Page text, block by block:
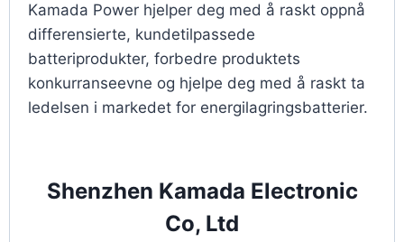
Kamada Power hjelper deg med å raskt oppnå
differensierte, kundetilpassede
batteriprodukter, forbedre produktets
konkurranseevne og hjelpe deg med å raskt ta
ledelsen i markedet for energilagringsbatterier.
Shenzhen Kamada Electronic
Co, Ltd